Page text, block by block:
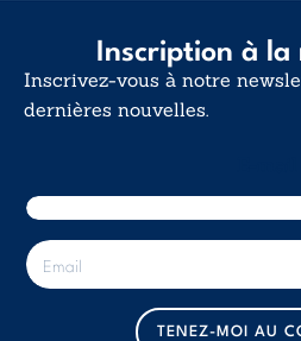
Inscription à la
Inscrivez-vous à notre
dernières nouvelles.
E
-
m
TENEZ-MOI AU